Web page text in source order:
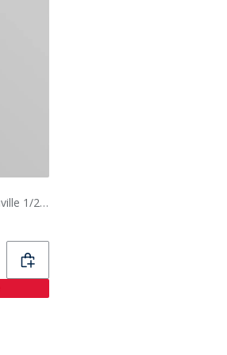
Trespass Junior Drenge Masonville 1/2 Lynlås Mikro Fleece Kobolt